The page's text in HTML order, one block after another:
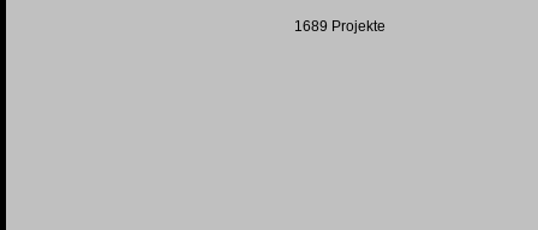
1689 Projekte